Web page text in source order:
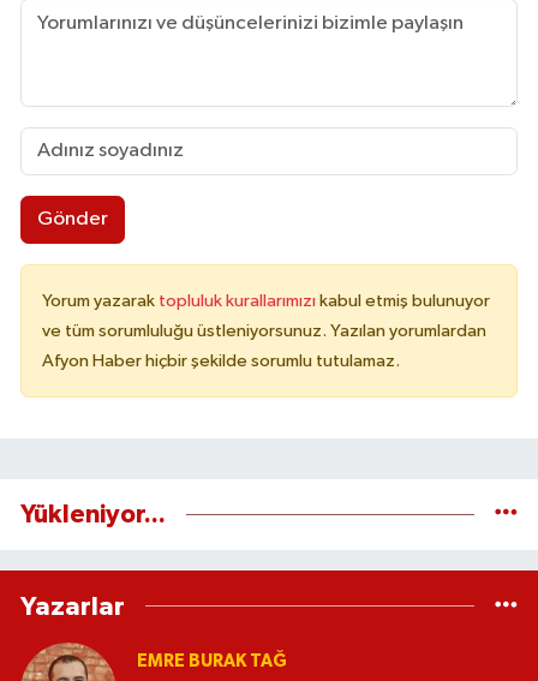
Gönder
Yorum yazarak topluluk kurallarımızı kabul etmiş bulunuyor
ve tüm sorumluluğu üstleniyorsunuz. Yazılan yorumlardan
Afyon Haber hiçbir şekilde sorumlu tutulamaz.
Yükleniyor...
Yazarlar
EMRE BURAK TAĞ